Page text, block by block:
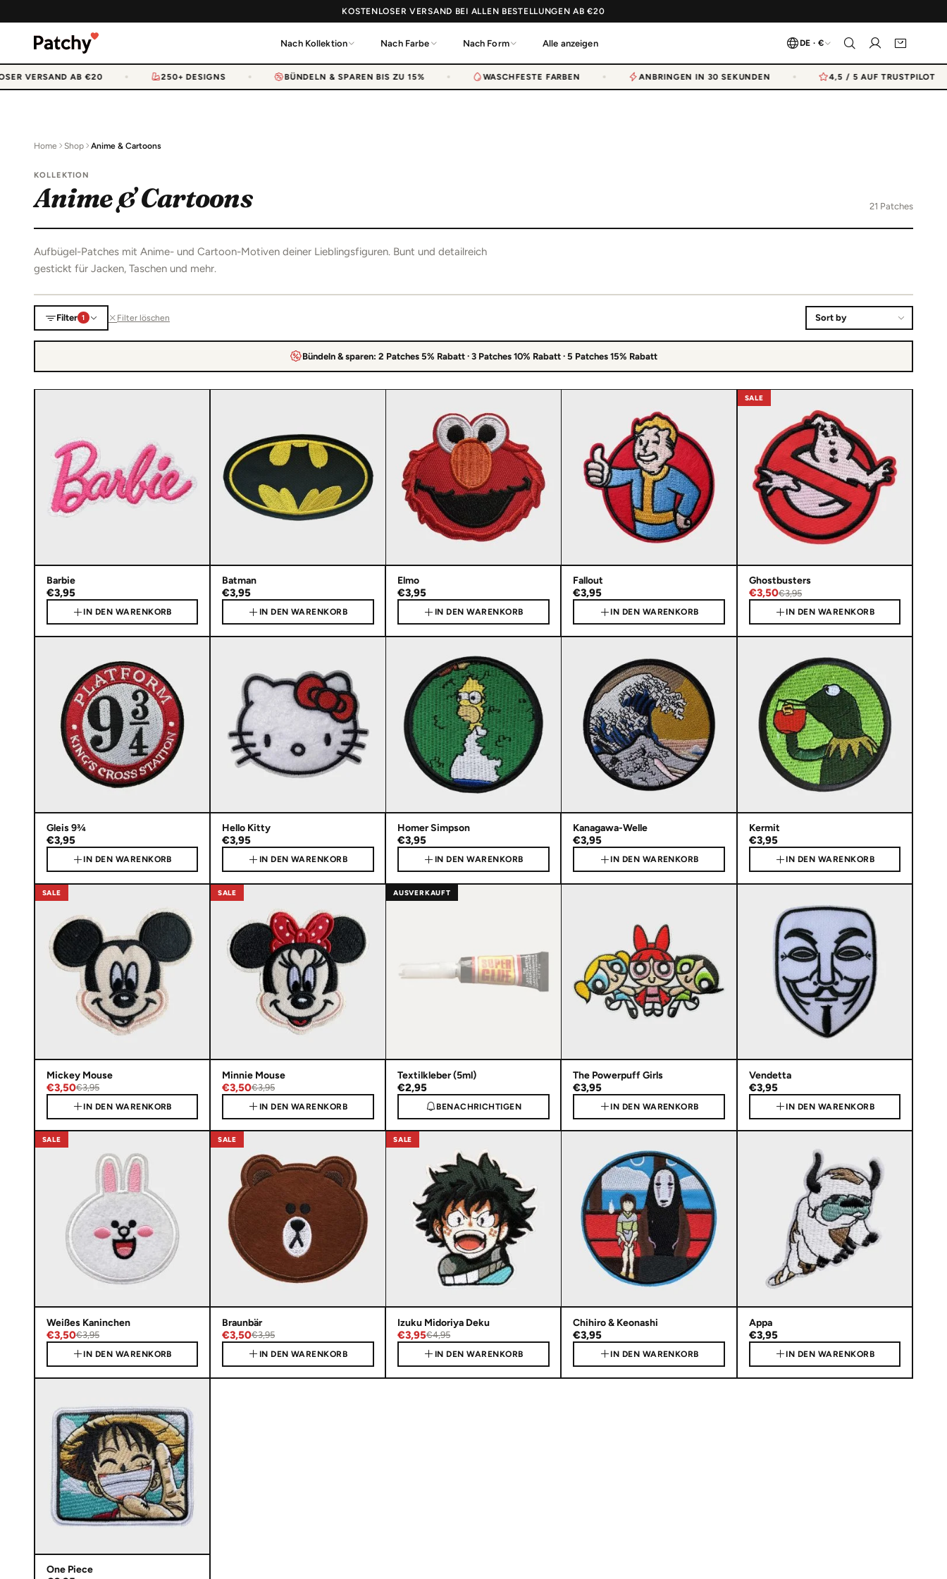
KOSTENLOSER VERSAND BEI ALLEN BESTELLUNGEN AB €20
Nach Kollektion Nach Farbe Nach Form Alle anzeigen DE · €
VERSAND AB €20 250+ DESIGNS BÜNDELN & SPAREN BIS ZU 15% WASCHFESTE FARBEN ANBRINGEN IN 30 SEKUNDEN 4,5 / 5 AUF TRUSTPILOT
Home Shop Anime & Cartoons
KOLLEKTION
Anime & Cartoons 21 Patches
Aufbügel-Patches mit Anime- und Cartoon-Motiven deiner Lieblingsfiguren. Bunt und detailreich
gestickt für Jacken, Taschen und mehr.
Filter 1 Filter löschen Produkte sortieren
Bündeln & sparen: 2 Patches 5% Rabatt · 3 Patches 10% Rabatt · 5 Patches 15% Rabatt
Barbie
€3,95
IN DEN WARENKORB
Batman
€3,95
IN DEN WARENKORB
Elmo
€3,95
IN DEN WARENKORB
Fallout
€3,95
IN DEN WARENKORB
SALE
Ghostbusters
€3,50€3,95
IN DEN WARENKORB
Gleis 9¾
€3,95
IN DEN WARENKORB
Hello Kitty
€3,95
IN DEN WARENKORB
Homer Simpson
€3,95
IN DEN WARENKORB
Kanagawa-Welle
€3,95
IN DEN WARENKORB
Kermit
€3,95
IN DEN WARENKORB
SALE
Mickey Mouse
€3,50€3,95
IN DEN WARENKORB
SALE
Minnie Mouse
€3,50€3,95
IN DEN WARENKORB
AUSVERKAUFT
Textilkleber (5ml)
€2,95
BENACHRICHTIGEN
The Powerpuff Girls
€3,95
IN DEN WARENKORB
Vendetta
€3,95
IN DEN WARENKORB
SALE
Weißes Kaninchen
€3,50€3,95
IN DEN WARENKORB
SALE
Braunbär
€3,50€3,95
IN DEN WARENKORB
SALE
Izuku Midoriya Deku
€3,95€4,95
IN DEN WARENKORB
Chihiro & Keonashi
€3,95
IN DEN WARENKORB
Appa
€3,95
IN DEN WARENKORB
One Piece